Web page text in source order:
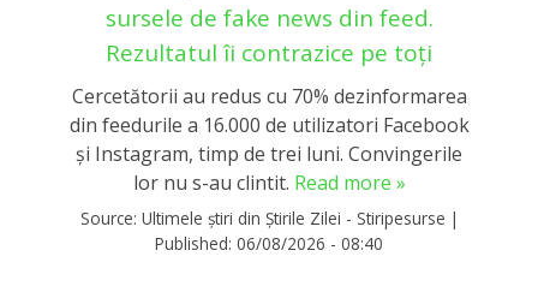
sursele de fake news din feed.
Rezultatul îi contrazice pe toți
Cercetătorii au redus cu 70% dezinformarea
din feedurile a 16.000 de utilizatori Facebook
și Instagram, timp de trei luni. Convingerile
lor nu s-au clintit. Read more »
Source: Ultimele știri din Știrile Zilei - Stiripesurse |
Published: 06/08/2026 - 08:40